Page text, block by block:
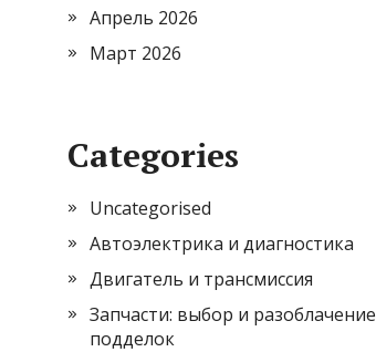
Апрель 2026
Март 2026
Categories
Uncategorised
Автоэлектрика и диагностика
Двигатель и трансмиссия
Запчасти: выбор и разоблачение
подделок